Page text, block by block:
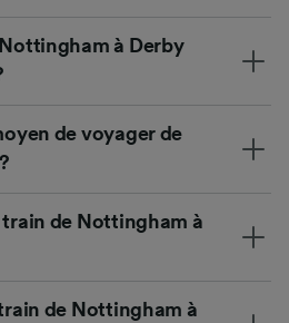
à Derby
de voyager de
de Nottingham à
de Nottingham à